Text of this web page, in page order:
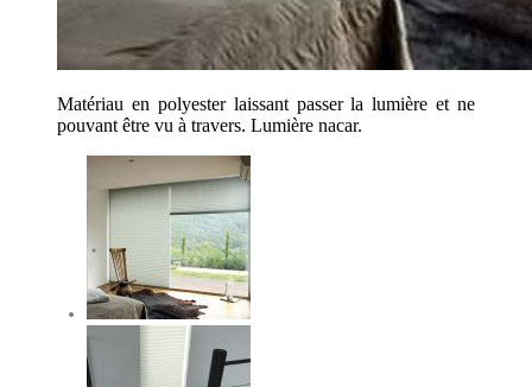
Matériau en polyester laissant passer la lumière et ne
pouvant être vu à travers. Lumière nacar.